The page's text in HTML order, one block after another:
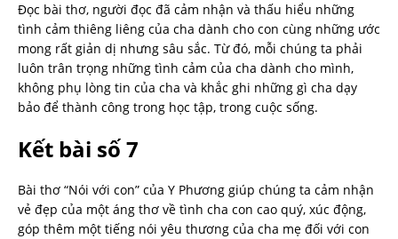
Đọc bài thơ, người đọc đã cảm nhận và thấu hiểu những
tình cảm thiêng liêng của cha dành cho con cùng những ước
mong rất giản dị nhưng sâu sắc. Từ đó, mỗi chúng ta phải
luôn trân trọng những tình cảm của cha dành cho mình,
không phụ lòng tin của cha và khắc ghi những gì cha dạy
bảo để thành công trong học tập, trong cuộc sống.
Kết bài số 7
Bài thơ “Nói với con” của Y Phương giúp chúng ta cảm nhận
vẻ đẹp của một áng thơ về tình cha con cao quý, xúc động,
góp thêm một tiếng nói yêu thương của cha mẹ đối với con